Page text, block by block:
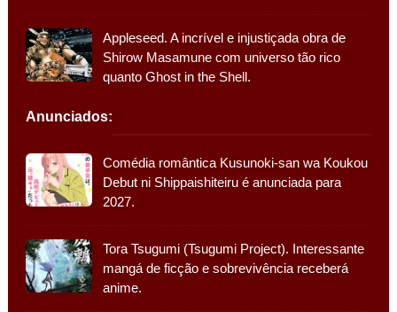
Appleseed. A incrível e injustiçada obra de
Shirow Masamune com universo tão rico
quanto Ghost in the Shell.
Anunciados:
Comédia romântica Kusunoki-san wa Koukou
Debut ni Shippaishiteiru é anunciada para
2027.
Tora Tsugumi (Tsugumi Project). Interessante
mangá de ficção e sobrevivência receberá
anime.